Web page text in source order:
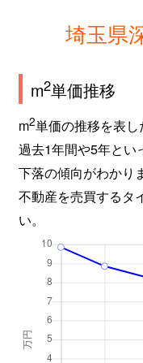
埼玉県
m2単価推移
m2単価の推移を表し
過去1年間や5年とい
下落の傾向がわかり
不動産を売買するタ
い。